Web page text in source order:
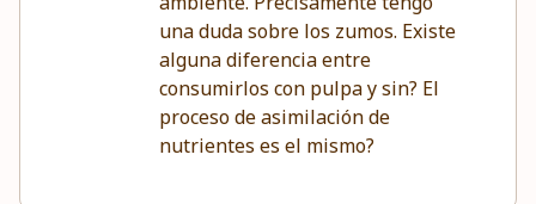
una duda sobre los zumos. Existe
alguna diferencia entre
consumirlos con pulpa y sin? El
proceso de asimilación de
nutrientes es el mismo?